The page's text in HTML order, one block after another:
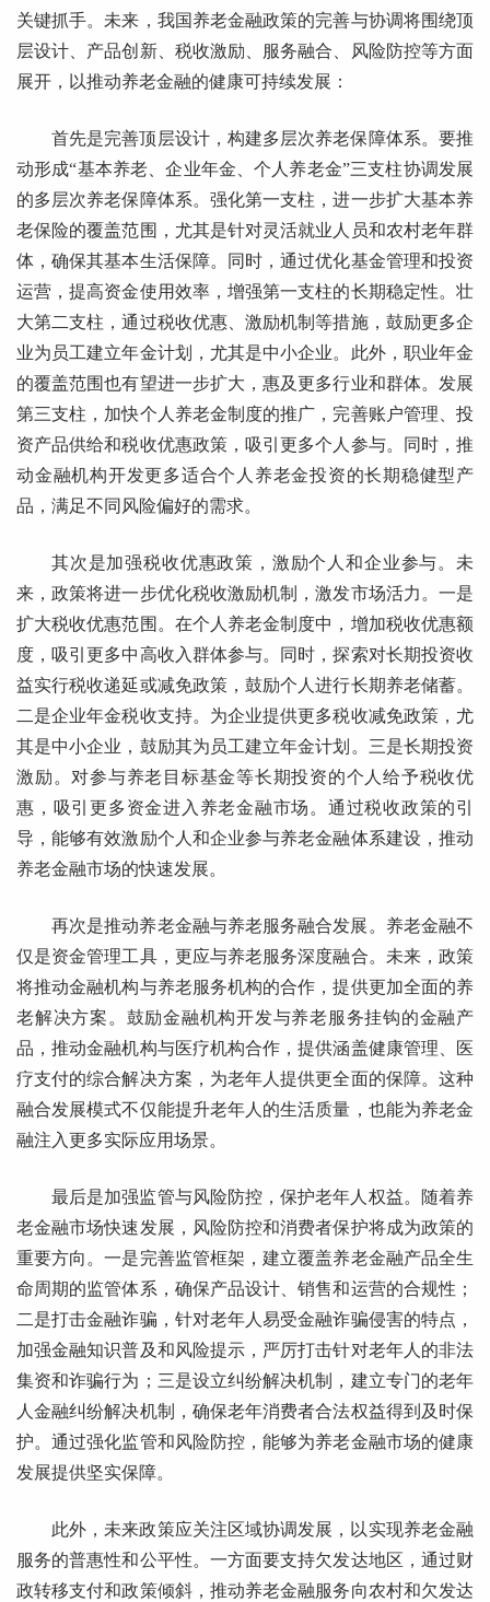
关键抓手。未来，我国养老金融政策的完善与协调将围绕顶
层设计、产品创新、税收激励、服务融合、风险防控等方面
展开，以推动养老金融的健康可持续发展：
首先是完善顶层设计，构建多层次养老保障体系。要推
动形成“基本养老、企业年金、个人养老金”三支柱协调发展
的多层次养老保障体系。强化第一支柱，进一步扩大基本养
老保险的覆盖范围，尤其是针对灵活就业人员和农村老年群
体，确保其基本生活保障。同时，通过优化基金管理和投资
运营，提高资金使用效率，增强第一支柱的长期稳定性。壮
大第二支柱，通过税收优惠、激励机制等措施，鼓励更多企
业为员工建立年金计划，尤其是中小企业。此外，职业年金
的覆盖范围也有望进一步扩大，惠及更多行业和群体。发展
第三支柱，加快个人养老金制度的推广，完善账户管理、投
资产品供给和税收优惠政策，吸引更多个人参与。同时，推
动金融机构开发更多适合个人养老金投资的长期稳健型产
品，满足不同风险偏好的需求。
其次是加强税收优惠政策，激励个人和企业参与。未
来，政策将进一步优化税收激励机制，激发市场活力。一是
扩大税收优惠范围。在个人养老金制度中，增加税收优惠额
度，吸引更多中高收入群体参与。同时，探索对长期投资收
益实行税收递延或减免政策，鼓励个人进行长期养老储蓄。
二是企业年金税收支持。为企业提供更多税收减免政策，尤
其是中小企业，鼓励其为员工建立年金计划。三是长期投资
激励。对参与养老目标基金等长期投资的个人给予税收优
惠，吸引更多资金进入养老金融市场。通过税收政策的引
导，能够有效激励个人和企业参与养老金融体系建设，推动
养老金融市场的快速发展。
再次是推动养老金融与养老服务融合发展。养老金融不
仅是资金管理工具，更应与养老服务深度融合。未来，政策
将推动金融机构与养老服务机构的合作，提供更加全面的养
老解决方案。鼓励金融机构开发与养老服务挂钩的金融产
品，推动金融机构与医疗机构合作，提供涵盖健康管理、医
疗支付的综合解决方案，为老年人提供更全面的保障。这种
融合发展模式不仅能提升老年人的生活质量，也能为养老金
融注入更多实际应用场景。
最后是加强监管与风险防控，保护老年人权益。随着养
老金融市场快速发展，风险防控和消费者保护将成为政策的
重要方向。一是完善监管框架，建立覆盖养老金融产品全生
命周期的监管体系，确保产品设计、销售和运营的合规性；
二是打击金融诈骗，针对老年人易受金融诈骗侵害的特点，
加强金融知识普及和风险提示，严厉打击针对老年人的非法
集资和诈骗行为；三是设立纠纷解决机制，建立专门的老年
人金融纠纷解决机制，确保老年消费者合法权益得到及时保
护。通过强化监管和风险防控，能够为养老金融市场的健康
发展提供坚实保障。
此外，未来政策应关注区域协调发展，以实现养老金融
服务的普惠性和公平性。一方面要支持欠发达地区，通过财
政转移支付和政策倾斜，推动养老金融服务向农村和欠发达